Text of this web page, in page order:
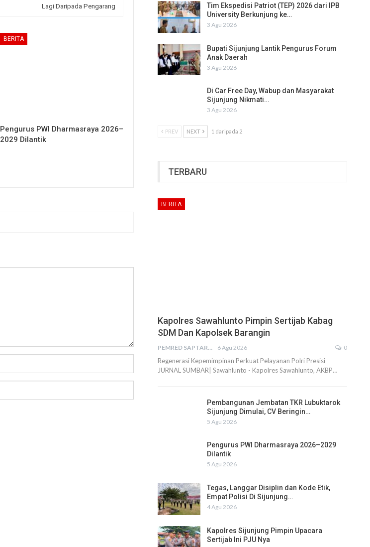
Lagi Daripada Pengarang
BERITA
Pengurus PWI Dharmasraya 2026–
2029 Dilantik
Tim Ekspedisi Patriot (TEP) 2026 dari IPB
University Berkunjung ke…
3 Agu 2026
Bupati Sijunjung Lantik Pengurus Forum
Anak Daerah
3 Agu 2026
Di Car Free Day, Wabup dan Masyarakat
Sijunjung Nikmati…
3 Agu 2026
PREV NEXT 1 daripada 2
TERBARU
BERITA
Kapolres Sawahlunto Pimpin Sertijab Kabag
SDM Dan Kapolsek Barangin
PEMRED SAPTARIUS 6 Agu 2026 0
Regenerasi Kepemimpinan Perkuat Pelayanan Polri Presisi
JURNAL SUMBAR| Sawahlunto - Kapolres Sawahlunto, AKBP…
Pembangunan Jembatan TKR Lubuktarok
Sijunjung Dimulai, CV Beringin…
5 Agu 2026
Pengurus PWI Dharmasraya 2026–2029
Dilantik
5 Agu 2026
Tegas, Langgar Disiplin dan Kode Etik,
Empat Polisi Di Sijunjung…
4 Agu 2026
Kapolres Sijunjung Pimpin Upacara
Sertijab Ini PJU Nya